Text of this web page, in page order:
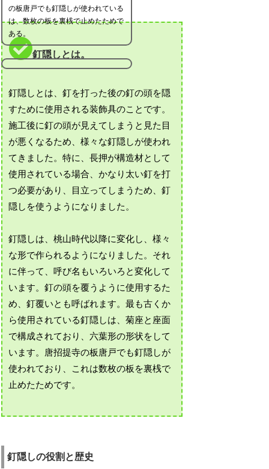
の板唐戸でも釘隠しが使われている
は、数枚の板を裏桟で止めたためで
ある。
釘隠しとは。
釘隠しとは、釘を打った後の釘の頭を隠
すために使用される装飾具のことです。
施工後に釘の頭が見えてしまうと見た目
が悪くなるため、様々な釘隠しが使われ
てきました。特に、長押が構造材として
使用されている場合、かなり太い釘を打
つ必要があり、目立ってしまうため、釘
隠しを使うようになりました。
釘隠しは、桃山時代以降に変化し、様々
な形で作られるようになりました。それ
に伴って、呼び名もいろいろと変化して
います。釘の頭を覆うように使用するた
め、釘覆いとも呼ばれます。最も古くか
ら使用されている釘隠しは、菊座と座面
で構成されており、六葉形の形状をして
います。唐招提寺の板唐戸でも釘隠しが
使われており、これは数枚の板を裏桟で
止めたためです。
釘隠しの役割と歴史